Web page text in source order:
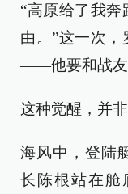
“高原给了我
由。”这一次
——他要和战友
这种觉醒，并
海风中，登陆
长陈根站在舱